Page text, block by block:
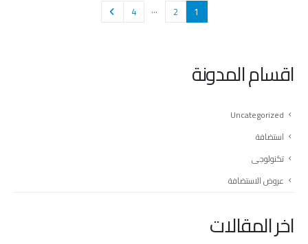
1
2
…
4
اقسام المدونة
Uncategorized
استضافة
تكنولوجى
عروض الاستضافة
اخر المقالات